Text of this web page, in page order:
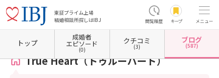
東証プライム上場
結婚相談所探しはIBJ
閲覧履歴 キープ メニュー
ホーム 大阪府の結婚相談所 大阪府大阪市 大阪府大阪市中央区 True Heart（トゥル
True Heart（トゥルーハート）
トップ
成婚者
エピソード
(0)
クチコミ
(3)
ブログ
(587)